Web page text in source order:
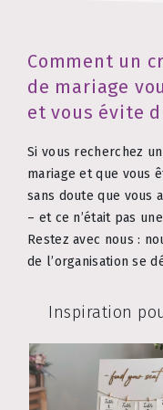
Comment un
de mariage
et vous évite
Si vous recherchez
mariage et que vous
sans doute que vous
– et ce n’était pas
Restez avec nous :
de l’organisation se
Inspiration